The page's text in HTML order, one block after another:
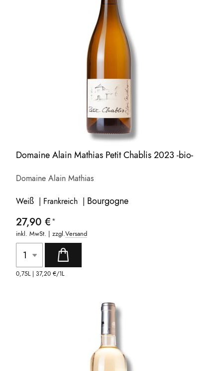
Domaine Alain Mathias Petit Chablis 2023 -bio-
Domaine Alain Mathias
Weiß | Frankreich | Bourgogne
27,90 €
inkl. MwSt. | zzgl.Versand
0,75L |37,20 €/1L